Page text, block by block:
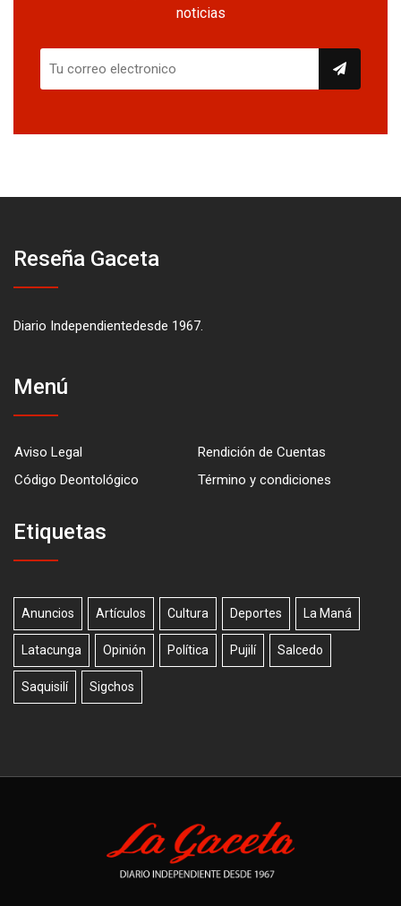
noticias
Reseña Gaceta
Diario Independientedesde 1967.
Menú
Aviso Legal
Rendición de Cuentas
Código Deontológico
Término y condiciones
Etiquetas
Anuncios Artículos Cultura Deportes La Maná
Latacunga Opinión Política Pujilí Salcedo
Saquisilí Sigchos